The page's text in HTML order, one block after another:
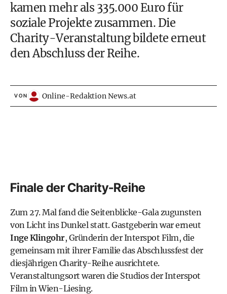
kamen mehr als 335.000 Euro für
soziale Projekte zusammen. Die
Charity-Veranstaltung bildete erneut
den Abschluss der Reihe.
VON Online-Redaktion News.at
Finale der Charity-Reihe
Zum 27. Mal fand die Seitenblicke-Gala zugunsten
von Licht ins Dunkel statt. Gastgeberin war erneut
Inge Klingohr, Gründerin der Interspot Film, die
gemeinsam mit ihrer Familie das Abschlussfest der
diesjährigen Charity-Reihe ausrichtete.
Veranstaltungsort waren die Studios der Interspot
Film in Wien-Liesing.